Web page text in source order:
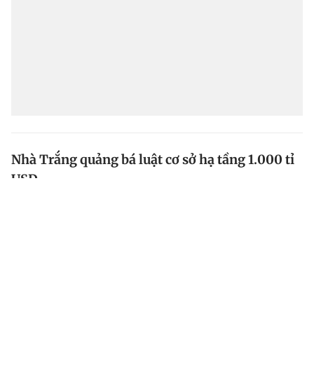
Nhà Trắng quảng bá luật cơ sở hạ tầng 1.000 tỉ
USD